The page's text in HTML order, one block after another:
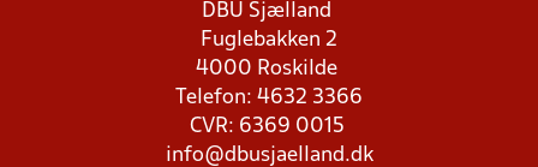
DBU Sjælland
Fuglebakken 2
4000 Roskilde
Telefon: 4632 3366
CVR: 6369 0015
info@dbusjaelland.dk